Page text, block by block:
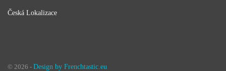
Česká Lokalizace
© 2026 - Design by Frenchtastic.eu